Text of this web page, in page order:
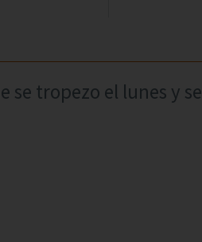
se tropezo el lunes y se